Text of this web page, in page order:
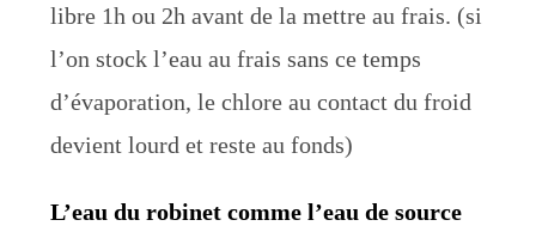
libre 1h ou 2h avant de la mettre au frais. (si
l’on stock l’eau au frais sans ce temps
d’évaporation, le chlore au contact du froid
devient lourd et reste au fonds)
L’eau du robinet comme l’eau de source